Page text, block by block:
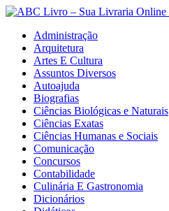
Administração
Arquitetura
Artes E Cultura
Assuntos Diversos
Autoajuda
Biografias
Ciências Biológicas e Naturais
Ciências Exatas
Ciências Humanas e Sociais
Comunicação
Concursos
Contabilidade
Culinária E Gastronomia
Dicionários
Entrar
Cadastrar
Início
Administração